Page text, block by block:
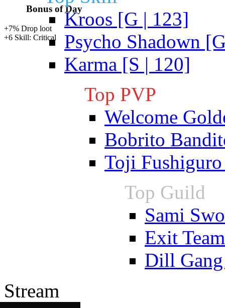
Bonus of Day
+7% Drop loot
+6 Skill: Critical
Kroos [G | 123]
Psycho Shadown
Karma [S | 120]
Top PVP
Welcome
Bobrito
Toji
Top Guild
Sami
Exit
Dill
Stream